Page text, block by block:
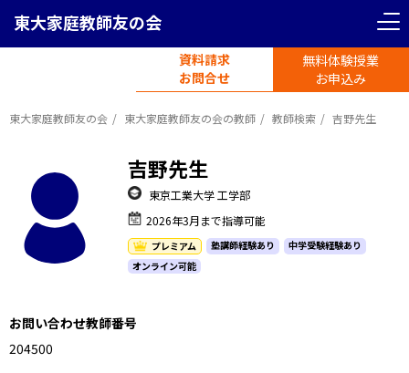
東大家庭教師友の会
資料請求
お問合せ
無料体験授業
お申込み
東大家庭教師友の会 東大家庭教師友の会の教師 教師検索 吉野先生
吉野先生
東京工業大学 工学部
2026年3月まで指導可能
プレミアム 塾講師経験あり
中学受験経験あり
オンライン可能
お問い合わせ教師番号
1204500